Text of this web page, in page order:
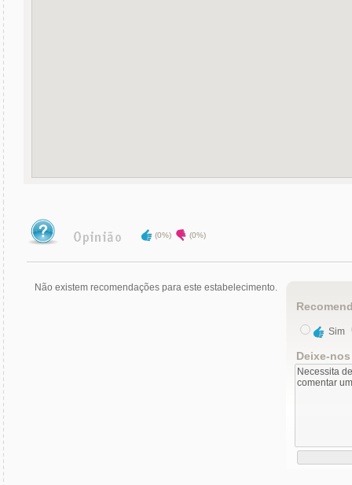
(0%) (0%)
Não existem recomendações para este estabelecimento.
Sim
Deixe-